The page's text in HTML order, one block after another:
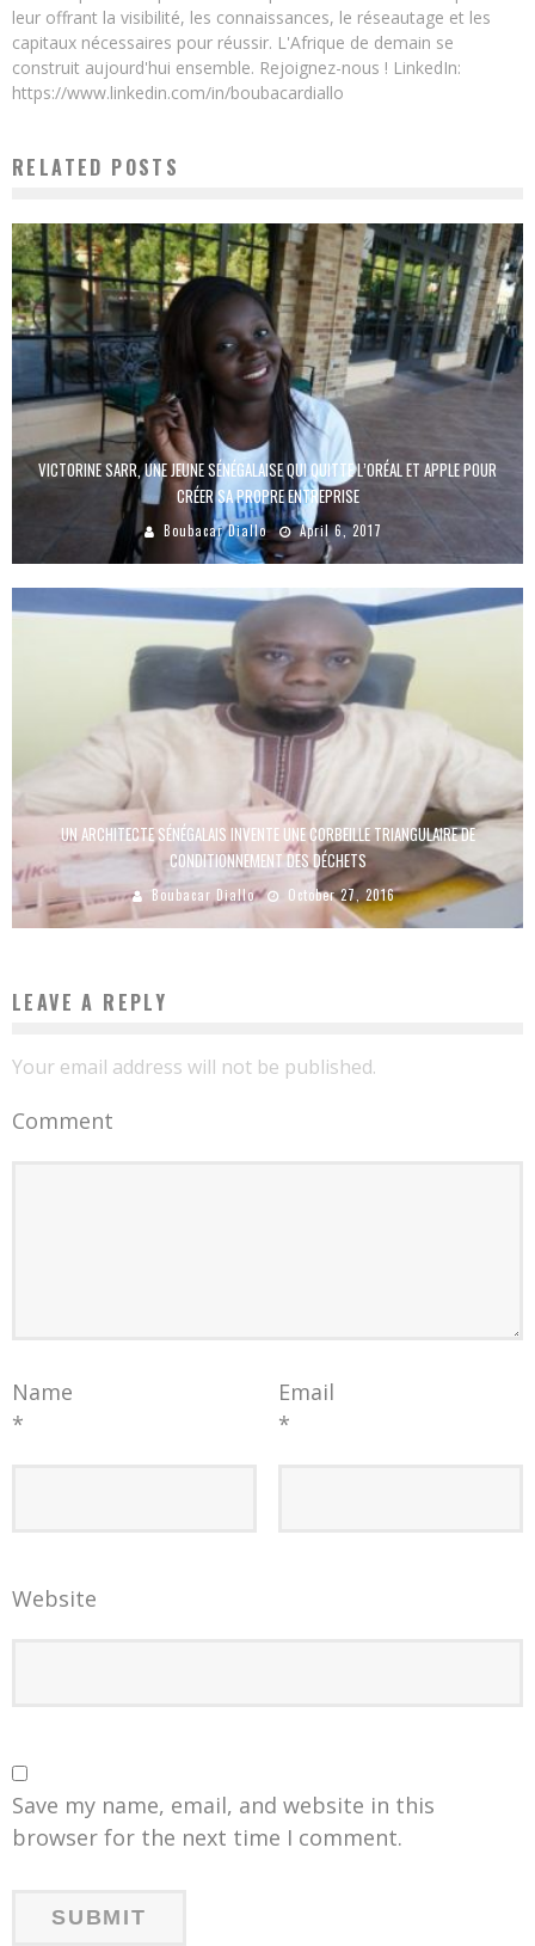
leur offrant la visibilité, les connaissances, le réseautage et les
capitaux nécessaires pour réussir. L'Afrique de demain se
construit aujourd'hui ensemble. Rejoignez-nous ! LinkedIn:
https://www.linkedin.com/in/boubacardiallo
RELATED POSTS
VICTORINE SARR, UNE JEUNE SÉNÉGALAISE QUI QUITTE L’ORÉAL ET APPLE POUR
CRÉER SA PROPRE ENTREPRISE
Boubacar Diallo April 6, 2017
UN ARCHITECTE SÉNÉGALAIS INVENTE UNE CORBEILLE TRIANGULAIRE DE
CONDITIONNEMENT DES DÉCHETS
Boubacar Diallo October 27, 2016
LEAVE A REPLY
Your email address will not be published.
Comment
Name
*
Email
*
Website
Save my name, email, and website in this
browser for the next time I comment.